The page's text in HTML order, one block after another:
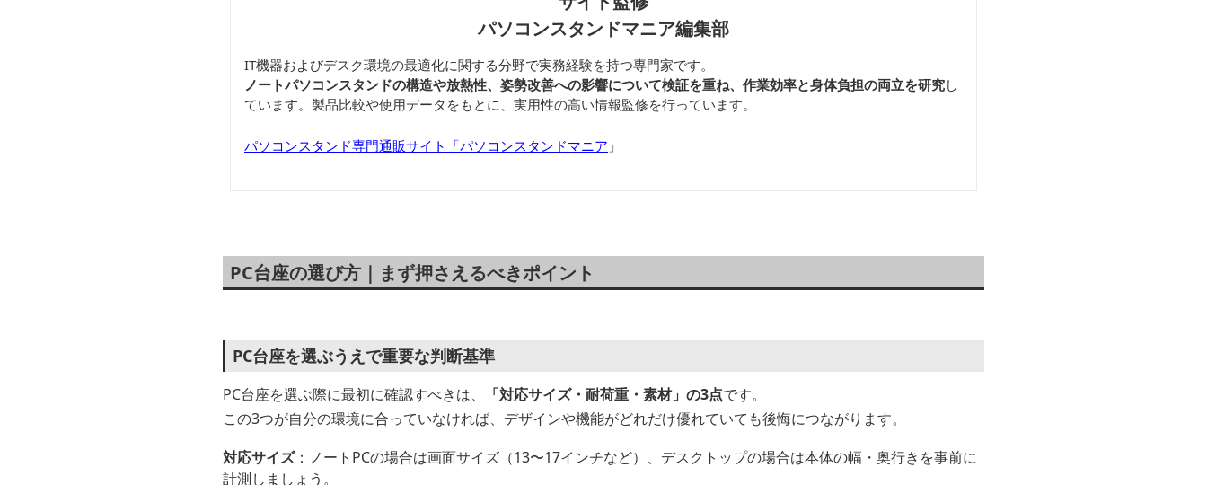
パソコンスタンドマニア編集部
IT機器およびデスク環境の最適化に関する分野で実務経験を持つ専門家です。
ノートパソコンスタンドの構造や放熱性、姿勢改善への影響について検証を重ね、作業効率と身体負担の両立を研究し
ています。製品比較や使用データをもとに、実用性の高い情報監修を行っています。
パソコンスタンド専門通販サイト「パソコンスタンドマニア 」
PC台座の選び方｜まず押さえるべきポイント
PC台座を選ぶうえで重要な判断基準
PC台座を選ぶ際に最初に確認すべきは、 「対応サイズ・耐荷重・素材」の3点です。
この3つが自分の環境に合っていなければ、デザインや機能がどれだけ優れていても後悔につながります。
対応サイズ：ノートPCの場合は画面サイズ（13〜17インチなど）、デスクトップの場合は本体の幅・奥行きを事前に
計測しましょう。